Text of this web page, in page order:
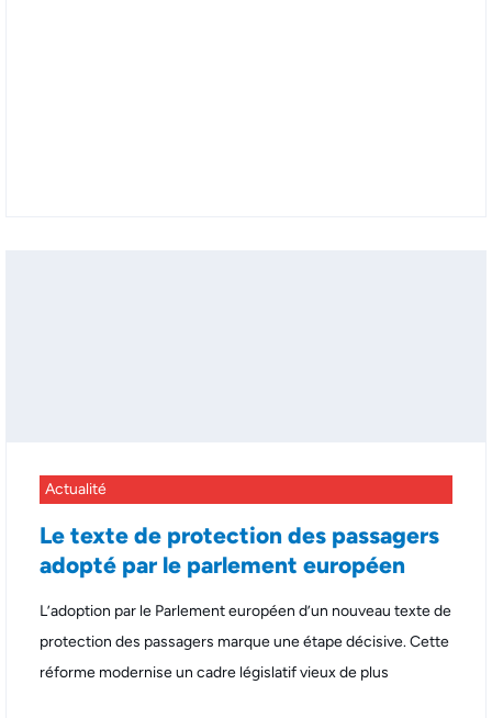
Actualité
Le texte de protection des passagers
adopté par le parlement européen
L’adoption par le Parlement européen d’un nouveau texte de
protection des passagers marque une étape décisive. Cette
réforme modernise un cadre législatif vieux de plus